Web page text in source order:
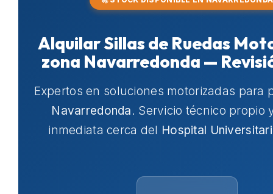
Alquilar Sillas de Ruedas
zona Navarredonda —
Expertos en soluciones motorizadas para
Navarredonda. Servicio técnico propio
inmediata cerca del Hospital